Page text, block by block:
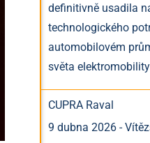
definitivně usadila
technologického
automobilovém
světa elektromobility
CUPRA Raval
9 dubna 2026 -